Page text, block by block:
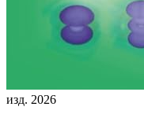
изд. 2026